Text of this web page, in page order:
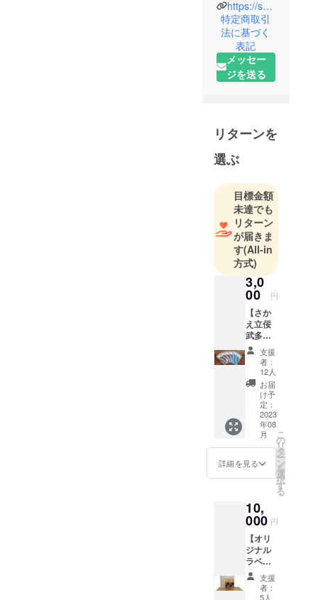
ののご多分
にもれず参
加者減少
中・・・。
加えて新型
止を余儀な
くされまし
たが、2023
指して参加
者募集中で
す！！
https://sakaetachineputa.jp/
特定商取引
法に基づく
表記
メッセー
ジを送る
リターンを
選ぶ
目標金額
未達でも
リターン
が届きま
す(All-in
方式)
3,0
00 円
【さか
え立佞
武多オ
リジナ
ル手ぬ
ぐい】
サイ
ズ：約
34.5cm
×96.5c
m※平置
き採寸
お礼状
を添え
て郵送
せてい
ただき
ます。
また、
運行の
際に
は、半
紙にて
ご支援
支援
者：
12人
お届
け予
定：
2023
年08
月
詳細を見る
こ
の
リ
タ
ー
ン
を
選
択
す
る
10,
000 円
【オリ
ジナル
ラベル
のりん
ご
ジュー
支援
者：
5人